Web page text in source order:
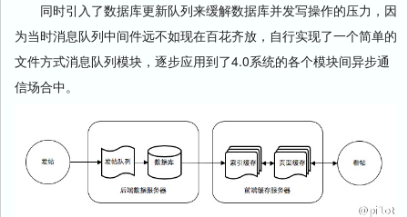
同时引入了数据库更新队列来缓解数据库并发写操作的压力，因
为当时消息队列中间件远不如现在百花齐放，自行实现了一个简单的
文件方式消息队列模块，逐步应用到了4.0系统的各个模块间异步通
信场合中。